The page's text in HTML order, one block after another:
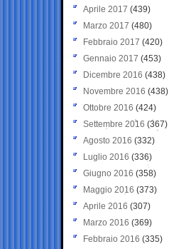
Aprile 2017 (439)
Marzo 2017 (480)
Febbraio 2017 (420)
Gennaio 2017 (453)
Dicembre 2016 (438)
Novembre 2016 (438)
Ottobre 2016 (424)
Settembre 2016 (367)
Agosto 2016 (332)
Luglio 2016 (336)
Giugno 2016 (358)
Maggio 2016 (373)
Aprile 2016 (307)
Marzo 2016 (369)
Febbraio 2016 (335)